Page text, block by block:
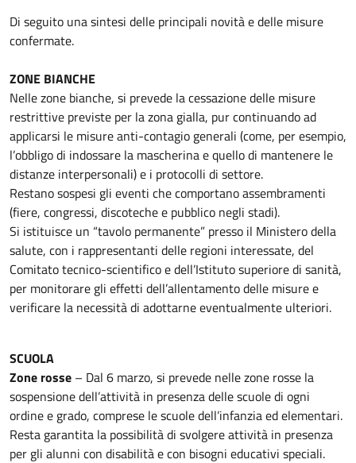
Di seguito una sintesi delle principali novità e delle misure
confermate.
ZONE BIANCHE
Nelle zone bianche, si prevede la cessazione delle misure
restrittive previste per la zona gialla, pur continuando ad
applicarsi le misure anti-contagio generali (come, per esempio,
l’obbligo di indossare la mascherina e quello di mantenere le
distanze interpersonali) e i protocolli di settore.
Restano sospesi gli eventi che comportano assembramenti
(fiere, congressi, discoteche e pubblico negli stadi).
Si istituisce un “tavolo permanente” presso il Ministero della
salute, con i rappresentanti delle regioni interessate, del
Comitato tecnico-scientifico e dell’Istituto superiore di sanità,
per monitorare gli effetti dell’allentamento delle misure e
verificare la necessità di adottarne eventualmente ulteriori.
SCUOLA
Zone rosse – Dal 6 marzo, si prevede nelle zone rosse la
sospensione dell’attività in presenza delle scuole di ogni
ordine e grado, comprese le scuole dell’infanzia ed elementari.
Resta garantita la possibilità di svolgere attività in presenza
per gli alunni con disabilità e con bisogni educativi speciali.